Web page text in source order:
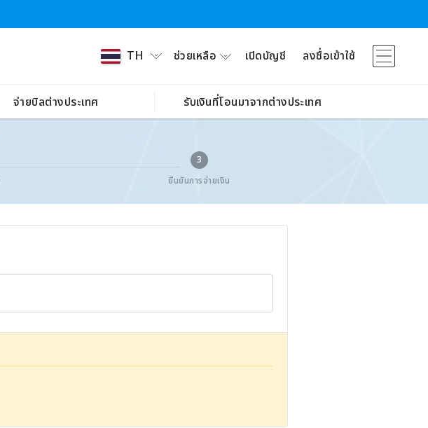
TH ช่วยเหลือ เปิดบัญชี ลงชื่อเข้าใช้
จ่ายบิลต่างประเทศ รับเงินที่โอนมาจากต่างประเทศ
3
ยืนยันการจ่ายเงิน